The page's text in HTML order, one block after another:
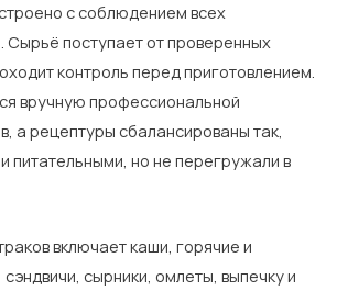
с соблюдением всех
Сырьё поступает от проверенных
контроль перед приготовлением.
вручную профессиональной
а рецептуры сбалансированы так,
питательными, но не перегружали в
включает каши, горячие и
сырники, омлеты, выпечку и